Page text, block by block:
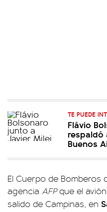
TE PUEDE
Flávio
respaldó
Buenos
El Cuerpo de Bomberos
agencia AFPque el
salido de Campinas, en